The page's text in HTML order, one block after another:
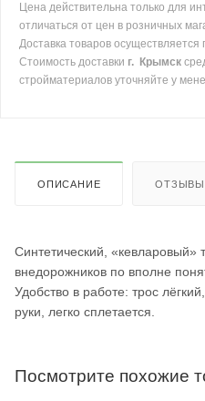
Цена действительна только для
отличаться от цен в розничных
Доставка товаров осуществляется
Стоимость доставки г. Крымск
стройматериалов уточняйте у
ОПИСАНИЕ ОТЗЫВЫ
Синтетический, «кевларовый»
внедорожников по вполне
Удобство в работе: трос
руки, легко сплетается.
Посмотрите похожие